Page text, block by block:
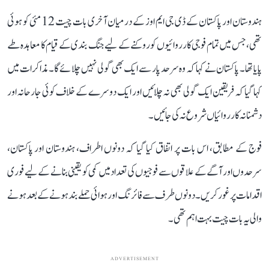
ہندوستان اور پاکستان کے ڈی جی ایم اوز کے درمیان آخری بات چیت 12 مئی کو ہوئی
تھی، جس میں تمام فوجی کارروائیوں کو روکنے کے لیے جنگ بندی کے قیام کا معاہدہ طے
پایا تھا۔ پاکستان نے کہا کہ وہ سرحد پار سے ایک بھی گولی نہیں چلائے گا۔ مذاکرات میں
کہا گیا کہ فریقین ایک گولی بھی نہ چلائیں اور ایک دوسرے کے خلاف کوئی جارحانہ اور
دشمنانہ کارروائیاں شروع نہ کی جائیں۔
فوج کے مطابق، اس بات پر اتفاق کیا گیا کہ دونوں اطراف، ہندوستان اور پاکستان،
سرحدوں اور آگے کے علاقوں سے فوجیوں کی تعداد میں کمی کو یقینی بنانے کے لیے فوری
اقدامات پر غور کریں۔ دونوں طرف سے فائرنگ اور ہوائی حملے بند ہونے کے بعد ہونے
والی یہ بات چیت بہت اہم تھی۔
ADVERTISEMENT